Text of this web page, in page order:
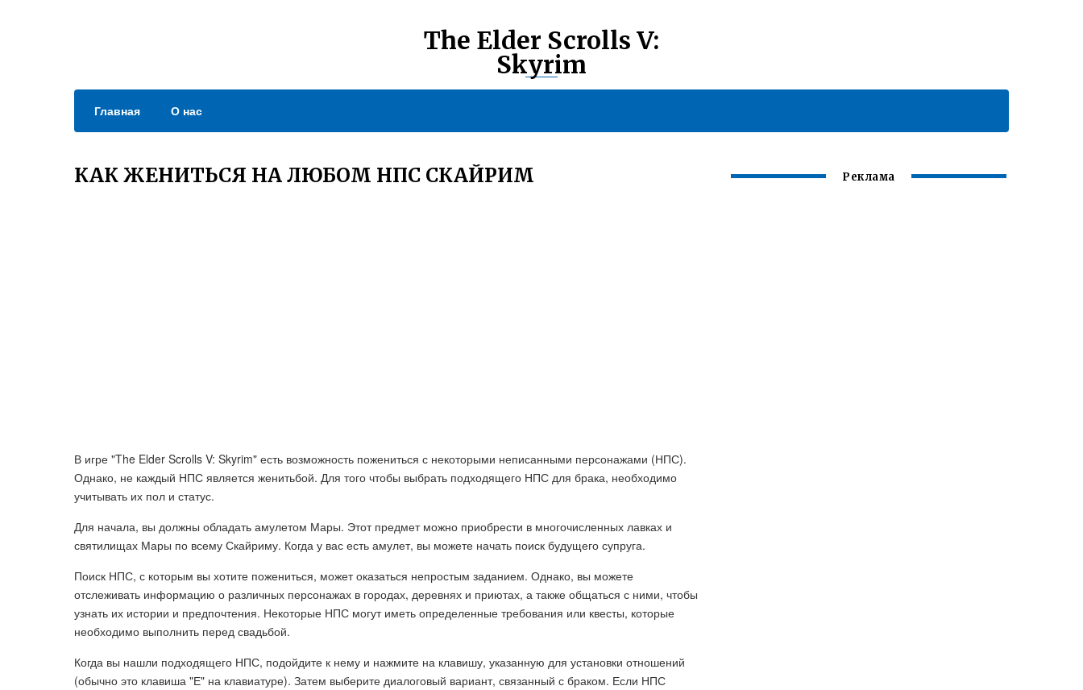
The Elder Scrolls V:
Skyrim
Главная О нас
КАК ЖЕНИТЬСЯ НА ЛЮБОМ НПС СКАЙРИМ
В игре "The Elder Scrolls V: Skyrim" есть возможность пожениться с некоторыми неписанными персонажами (НПС).
Однако, не каждый НПС является женитьбой. Для того чтобы выбрать подходящего НПС для брака, необходимо
учитывать их пол и статус.
Для начала, вы должны обладать амулетом Мары. Этот предмет можно приобрести в многочисленных лавках и
святилищах Мары по всему Скайриму. Когда у вас есть амулет, вы можете начать поиск будущего супруга.
Поиск НПС, с которым вы хотите пожениться, может оказаться непростым заданием. Однако, вы можете
отслеживать информацию о различных персонажах в городах, деревнях и приютах, а также общаться с ними, чтобы
узнать их истории и предпочтения. Некоторые НПС могут иметь определенные требования или квесты, которые
необходимо выполнить перед свадьбой.
Когда вы нашли подходящего НПС, подойдите к нему и нажмите на клавишу, указанную для установки отношений
(обычно это клавиша "Е" на клавиатуре). Затем выберите диалоговый вариант, связанный с браком. Если НПС
Реклама